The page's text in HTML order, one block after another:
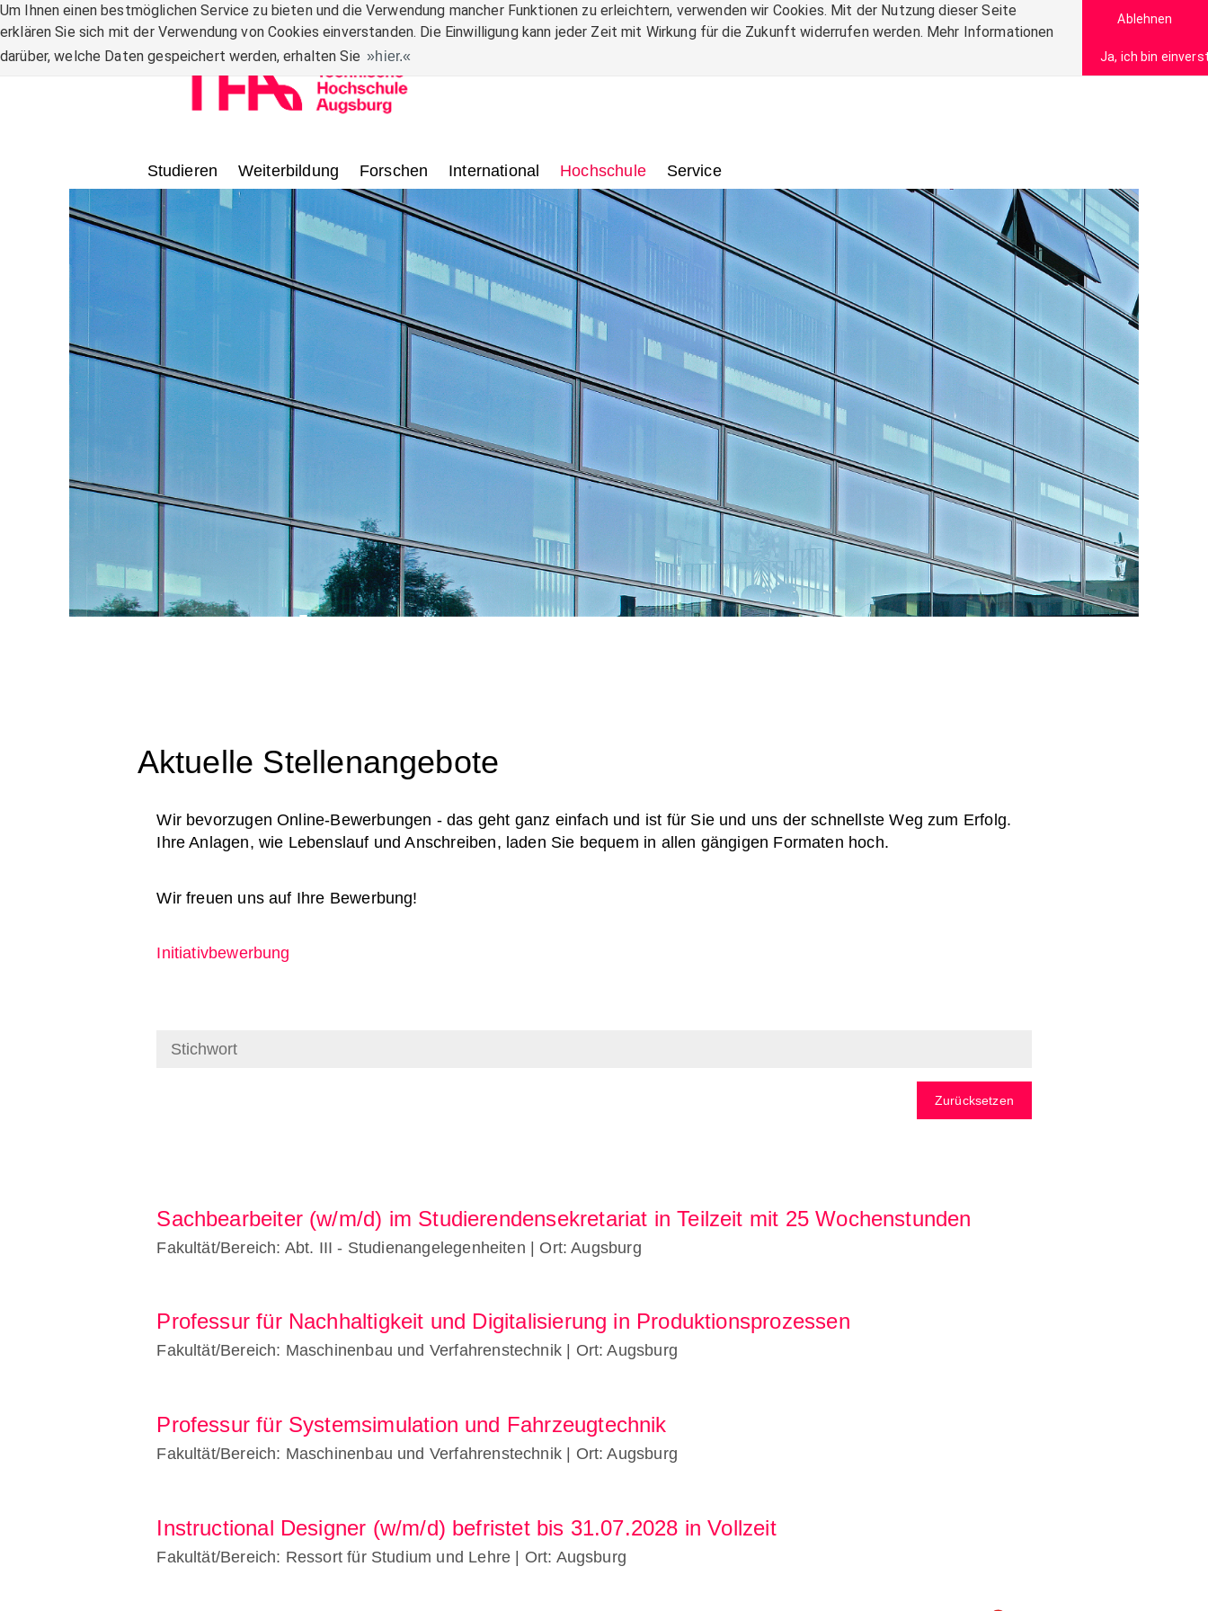
Um Ihnen einen bestmöglichen Service zu bieten und die Verwendung mancher Funktionen zu erleichtern, verwenden wir Cookies. Mit der Nutzung dieser Seite
erklären Sie sich mit der Verwendung von Cookies einverstanden. Die Einwilligung kann jeder Zeit mit Wirkung für die Zukunft widerrufen werden. Mehr Informationen
darüber, welche Daten gespeichert werden, erhalten Sie
hier.
Ablehnen
Ja, ich bin
Zum Inhalt
Studieren Weiterbildung Forschen International Hochschule Service
Karriere
Aktuelle Stellenangebote
Wir bevorzugen Online-Bewerbungen - das geht ganz einfach und ist für Sie und uns der schnellste Weg zum Erfolg.
Ihre Anlagen, wie Lebenslauf und Anschreiben, laden Sie bequem in allen gängigen Formaten hoch.
Wir freuen uns auf Ihre Bewerbung!
Initiativbewerbung
Zurücksetzen
Sachbearbeiter (w/m/d) im Studierendensekretariat in Teilzeit mit 25 Wochenstunden
Fakultät/Bereich: Abt. III - Studienangelegenheiten | Ort: Augsburg
Professur für Nachhaltigkeit und Digitalisierung in Produktionsprozessen
Fakultät/Bereich: Maschinenbau und Verfahrenstechnik | Ort: Augsburg
Professur für Systemsimulation und Fahrzeugtechnik
Fakultät/Bereich: Maschinenbau und Verfahrenstechnik | Ort: Augsburg
Instructional Designer (w/m/d) befristet bis 31.07.2028 in Vollzeit
Fakultät/Bereich: Ressort für Studium und Lehre | Ort: Augsburg